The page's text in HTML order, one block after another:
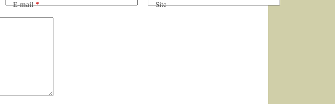
E-mail* Site